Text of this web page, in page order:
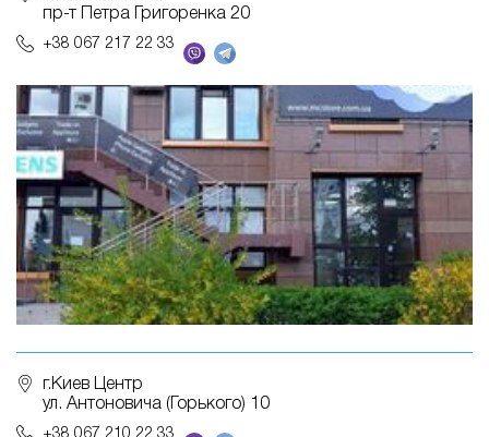
пр-т Петра Григоренка 20
+38 067 217 22 33
г.Киев Центр
ул. Антоновича (Горького) 10
+38 067 210 22 33